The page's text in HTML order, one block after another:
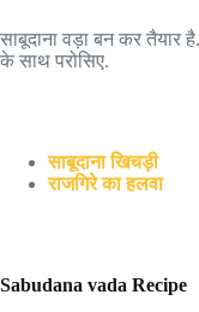
साबूदाना वड़ा बन कर तैयार
के साथ परोसिए.
साबूदाना खिचड़ी
राजगिरे का हलवा
Sabudana vada Recipe